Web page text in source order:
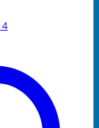
4